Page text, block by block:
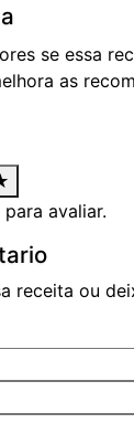
se essa
as
avaliar.
receita ou